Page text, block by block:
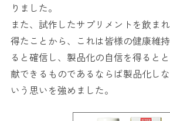
りました。
また、試作したサプリメントを飲ま
得たことから、これは皆様の健康維
ると確信し、製品化の自信を得ると
献できるものであるならば製品化し
いう思いを強めました。